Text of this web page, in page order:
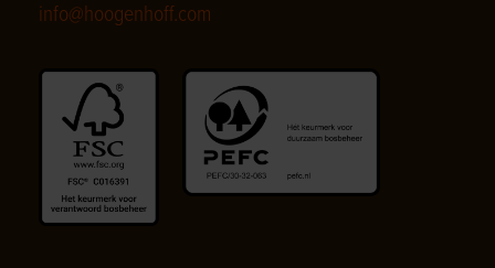
info@hoogenhoff.com